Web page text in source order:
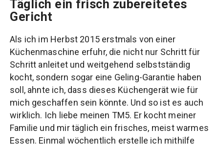
Täglich ein frisch zubereitetes
Gericht
Als ich im Herbst 2015 erstmals von einer
Küchenmaschine erfuhr, die nicht nur Schritt für
Schritt anleitet und weitgehend selbstständig
kocht, sondern sogar eine Geling-Garantie haben
soll, ahnte ich, dass dieses Küchengerät wie für
mich geschaffen sein könnte. Und so ist es auch
wirklich. Ich liebe meinen TM5. Er kocht meiner
Familie und mir täglich ein frisches, meist warmes
Essen. Einmal wöchentlich erstelle ich mithilfe